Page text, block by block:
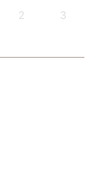
2 3